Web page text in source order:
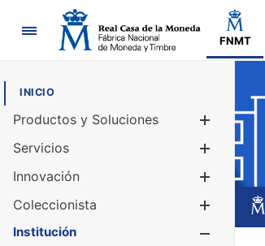
Navegación
FNMT
INICIO
Productos y Soluciones
Servicios
Innovación
Coleccionista
Institución